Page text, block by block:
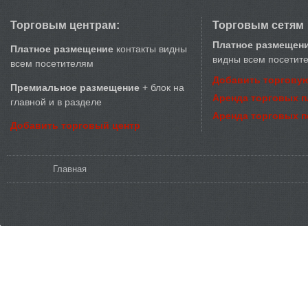
Торговым центрам:
Платное размещение контакты видны
всем посетителям
Премиальное размещение + блок на
главной и в разделе
Добавить торговый центр
Торговым сетям
Платное
видны всем
Добавить
Аренда торговых
Аренда торговых
Главная